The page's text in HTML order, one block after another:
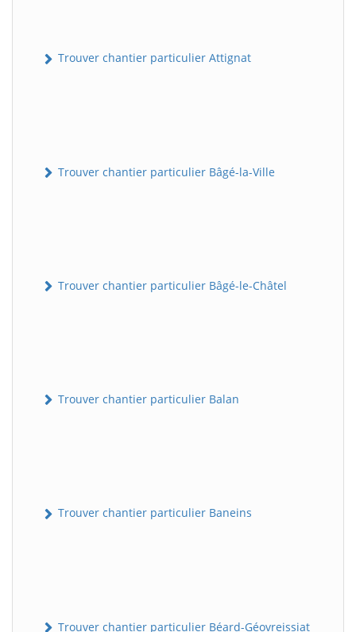
Trouver chantier particulier Attignat
Trouver chantier particulier Bâgé-la-Ville
Trouver chantier particulier Bâgé-le-Châtel
Trouver chantier particulier Balan
Trouver chantier particulier Baneins
Trouver chantier particulier Béard-Géovreissiat